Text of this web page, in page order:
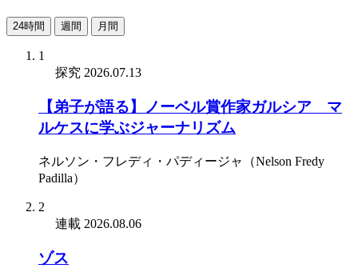
24時間 週間 月間
1
探究 2026.07.13
【弟子が語る】ノーベル賞作家ガルシア゠マ
ルケスに学ぶジャーナリズム
ネルソン・フレディ・パディージャ（Nelson Fredy
Padilla）
2
連載 2026.08.06
ゾス